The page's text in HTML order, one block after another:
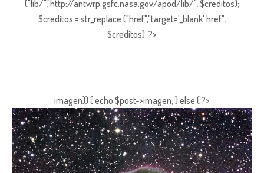
("lib/","http://antwrp.gsfc.nasa.gov/apod/lib/", $creditos);
$creditos = str_replace ("href","target='_blank' href",
$creditos); ?>
imagen)) { echo $post->imagen; } else { ?>